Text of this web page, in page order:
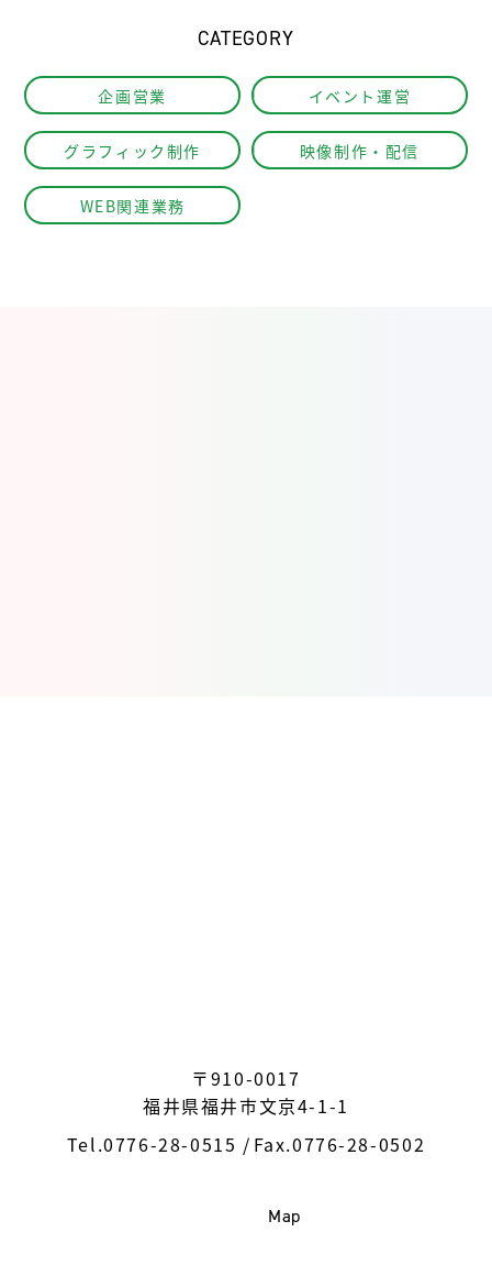
CATEGORY
企画営業 イベント運営
グラフィック制作 映像制作・配信
WEB関連業務
〒910-0017
福井県福井市文京4-1-1
Tel.0776-28-0515 Fax.0776-28-0502
Map